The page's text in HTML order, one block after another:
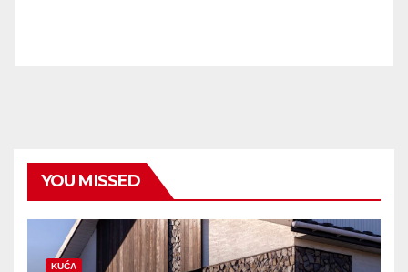
YOU MISSED
KUĆA